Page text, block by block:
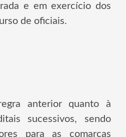
e em exercício dos
de oficiais.
anterior quanto à
sucessivos, sendo
para as comarcas